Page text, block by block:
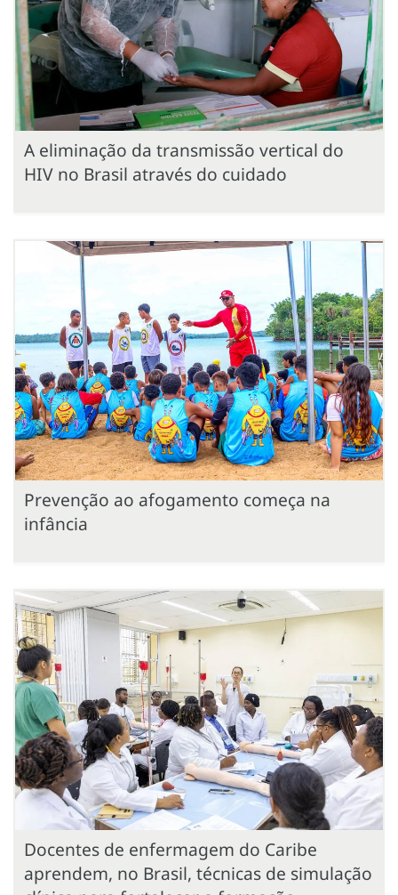
A eliminação da transmissão vertical do
HIV no Brasil através do cuidado
Prevenção ao afogamento começa na
infância
Docentes de enfermagem do Caribe
aprendem, no Brasil, técnicas de simulação